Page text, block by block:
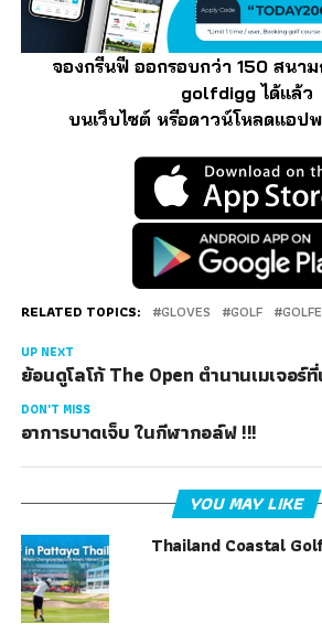
จองกรีนฟี ออกรอบกว่า 150 สนา
golfdigg ได้แล้ว
บนเว็บไซต์ หรือดาวน์โหลดแอป
RELATED TOPICS: GLOVES GOLF
UP NEXT
ย้อนดูโลโก้ The Open ตำนานเมเจอร์
DON'T MISS
อาการบาดเจ็บ ในกีฬากอล์ฟ !!!
YOU MAY LIKE
Thailand Coastal